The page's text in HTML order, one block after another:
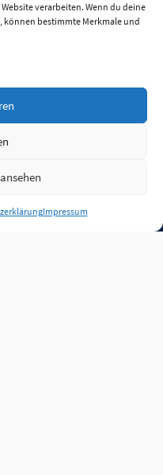
verarbeiten. Wenn du deine
bestimmte Merkmale und
Impressum
Quellen